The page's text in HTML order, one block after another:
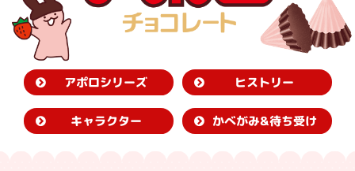
アポロシリーズ ヒストリー
キャラクター かべがみ&待ち受け